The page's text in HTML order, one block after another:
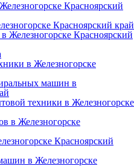
Красноярский
Красноярский край
Железногорске Красноярский
в Железногорске
машин в
техники в Железногорске
в Железногорске
Красноярский
в Железногорске